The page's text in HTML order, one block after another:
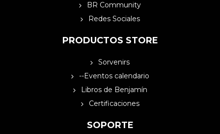
BR Community
Redes Sociales
PRODUCTOS STORE
Sorvenirs
--Eventos calendario
Libros de Benjamín
Certificaciones
SOPORTE